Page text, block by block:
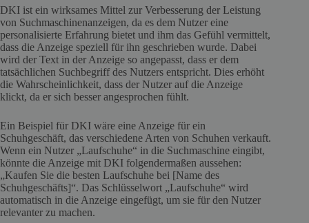
DKI ist ein wirksames Mittel zur Verbesserung der Leistung
von Suchmaschinenanzeigen, da es dem Nutzer eine
personalisierte Erfahrung bietet und ihm das Gefühl vermittelt,
dass die Anzeige speziell für ihn geschrieben wurde. Dabei
wird der Text in der Anzeige so angepasst, dass er dem
tatsächlichen Suchbegriff des Nutzers entspricht. Dies erhöht
die Wahrscheinlichkeit, dass der Nutzer auf die Anzeige
klickt, da er sich besser angesprochen fühlt.
Ein Beispiel für DKI wäre eine Anzeige für ein
Schuhgeschäft, das verschiedene Arten von Schuhen verkauft.
Wenn ein Nutzer „Laufschuhe“ in die Suchmaschine eingibt,
könnte die Anzeige mit DKI folgendermaßen aussehen:
„Kaufen Sie die besten Laufschuhe bei [Name des
Schuhgeschäfts]“. Das Schlüsselwort „Laufschuhe“ wird
automatisch in die Anzeige eingefügt, um sie für den Nutzer
relevanter zu machen.